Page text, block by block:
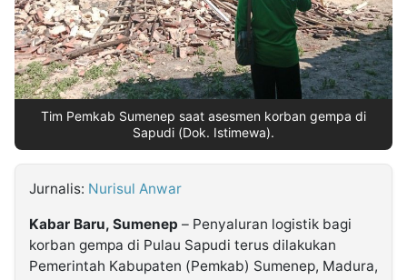
Follow
Kabarbaru
Tim Pemkab Sumenep saat asesmen korban gempa di
Sapudi (Dok. Istimewa).
Jurnalis: Nurisul Anwar
Kabar Baru, Sumenep – Penyaluran logistik bagi
korban gempa di Pulau Sapudi terus dilakukan
Pemerintah Kabupaten (Pemkab) Sumenep, Madura,